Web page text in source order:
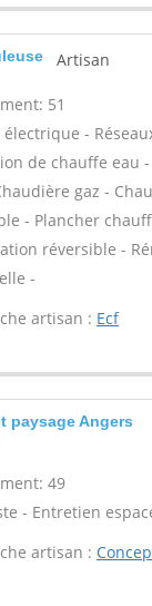
Artisan
51
électrique -
de chauffe eau
gaz -
- Plancher
réversible -
-
artisan : Ecf
paysage Angers
49
- Entretien
artisan :